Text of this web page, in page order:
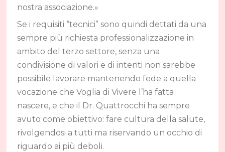
nostra associazione.»
Se i requisiti “tecnici” sono quindi dettati da una
sempre più richiesta professionalizzazione in
ambito del terzo settore, senza una
condivisione di valori e di intenti non sarebbe
possibile lavorare mantenendo fede a quella
vocazione che Voglia di Vivere l’ha fatta
nascere, e che il Dr. Quattrocchi ha sempre
avuto come obiettivo: fare cultura della salute,
rivolgendosi a tutti ma riservando un occhio di
riguardo ai più deboli.